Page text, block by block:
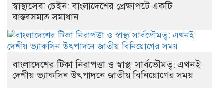
স্বাস্থ্যসেবা চেইন: বাংলাদেশের প্রেক্ষাপটে একটি
বাস্তবসম্মত সমাধান
বাংলাদেশের টিকা নিরাপত্তা ও স্বাস্থ্য সার্বভৌমত্ব: এখনই
দেশীয় ভ্যাকসিন উৎপাদনে জাতীয় বিনিয়োগের সময়